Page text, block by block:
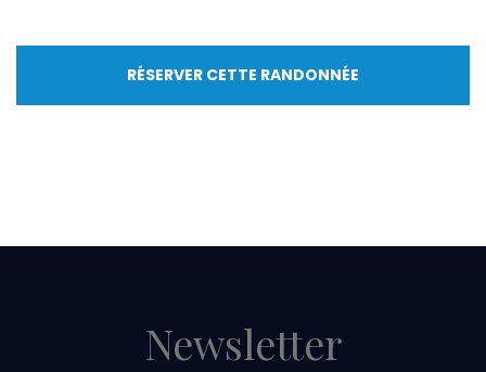
RÉSERVER CETTE RANDONNÉE
Newsletter